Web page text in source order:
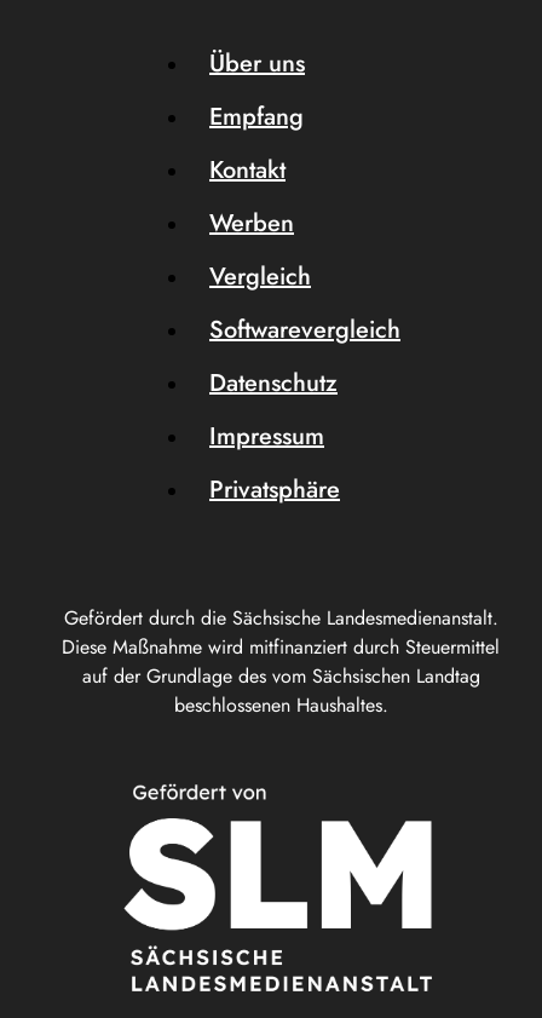
Gefördert durch die Sächsische Landesmedienanstalt.
Diese Maßnahme wird mitfinanziert durch Steuermittel
auf der Grundlage des vom Sächsischen Landtag
beschlossenen Haushaltes.
Über uns
Empfang
Kontakt
Werben
Vergleich
Softwarevergleich
Datenschutz
Impressum
Privatsphäre